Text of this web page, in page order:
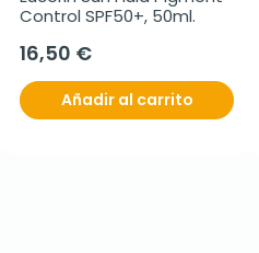
Control SPF50+, 50ml.
16,50 €
Añadir al carrito